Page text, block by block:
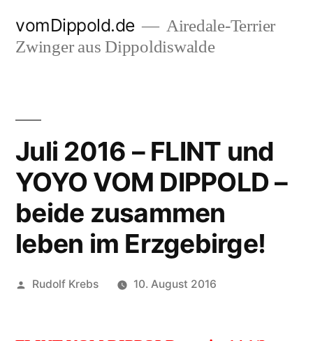
Inhalt
vomDippold.de
Airedale-Terrier
Zwinger aus Dippoldiswalde
Juli 2016 – FLINT und
YOYO VOM DIPPOLD –
beide zusammen
leben im Erzgebirge!
Veröffentlicht
Rudolf Krebs 10. August 2016